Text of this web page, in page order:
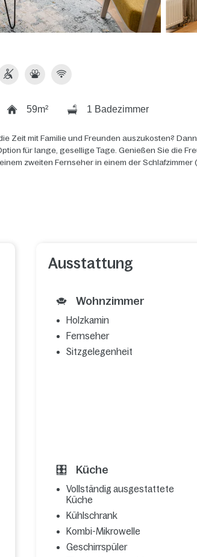
59m² 1 Badezimmer
Zeit mit Familie und Freunden auszukosten? Dann
für lange, gesellige Tage. Genießen Sie die
zweiten Fernseher in einem der Schlafzimmer
Ausstattung
Wohnzimmer
Holzkamin
Fernseher
Sitzgelegenheit
Küche
Vollständig ausgestattete
Küche
Kühlschrank
Kombi-Mikrowelle
Geschirrspüler